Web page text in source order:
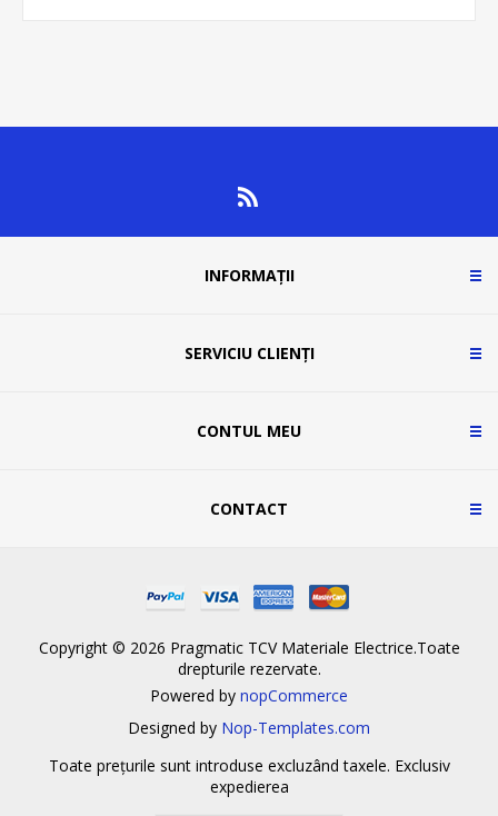
INFORMAȚII
SERVICIU CLIENȚI
CONTUL MEU
CONTACT
Copyright © 2026 Pragmatic TCV Materiale Electrice.Toate
drepturile rezervate.
Powered by nopCommerce
Designed by Nop-Templates.com
Toate prețurile sunt introduse excluzând taxele. Exclusiv
expedierea